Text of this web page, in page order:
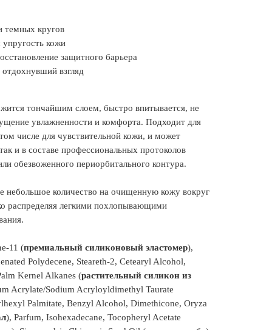
темных кругов
кожи
защитного барьера
взгляд
тончайшим слоем, быстро впитывается, не
увлажненности и комфорта. Подходит для
числе для чувствительной кожи, и может
и в составе профессиональных протоколов
обезвоженного периорбитального контура.
небольшое количество на очищенную кожу вокруг
распределяя легкими похлопывающими
11 (премиальный силиконовый эластомер),
Polydecene, Steareth-2, Cetearyl Alcohol,
Kernel Alkanes (растительный cиликон из
Acrylate/Sodium Acryloyldimethyl Taurate
Palmitate, Benzyl Alcohol, Dimethicone, Oryza
), Parfum, Isohexadecane, Tocopheryl Acetate